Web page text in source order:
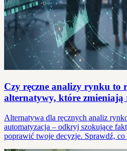
Czy ręczne analizy rynku to
alternatywy, które zmieniają
Alternatywa dla ręcznych analiz
automatyzacja – odkryj szokujące
poprawić twoje decyzje. Sprawdź,